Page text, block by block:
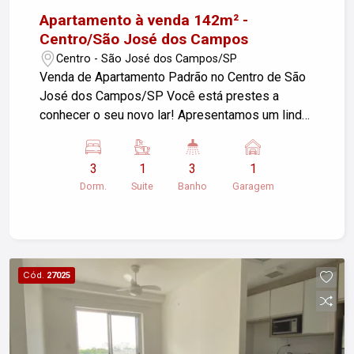
Apartamento à venda 142m² -
Centro/São José dos Campos
Centro - São José dos Campos/SP
Venda de Apartamento Padrão no Centro de São
José dos Campos/SP Você está prestes a
conhecer o seu novo lar! Apresentamos um lindo
dos Campos, perfeito para quem busca conforto,
praticidade e uma localização privilegiada.
Características do Imóvel: - Tipo: Apartamento
Apartamento: Este espaçoso apartamento conta
com 3 dormitórios, ideal para famílias ou para
quem deseja ter um espaço extra para um
escritório ou quarto de hóspedes. A sala é ampla,
perfeita para receber amigos e familiares, e
3
Dorm.
1
Suite
3
Banho
1
Garagem
Cód. 27025